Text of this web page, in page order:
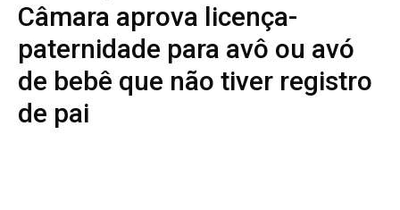
Câmara aprova licença-
paternidade para avô ou avó
de bebê que não tiver registro
de pai